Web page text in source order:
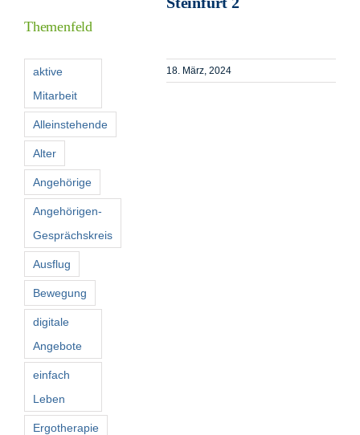
18. März, 2024
Themenfeld
aktive
Mitarbeit
Alleinstehende
Alter
Angehörige
Angehörigen-
Gesprächskreis
Ausflug
Bewegung
digitale
Angebote
einfach
Leben
Ergotherapie